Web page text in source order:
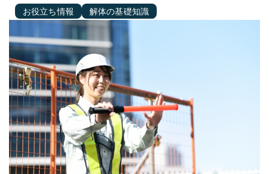
お役立ち情報 解体の基礎知識